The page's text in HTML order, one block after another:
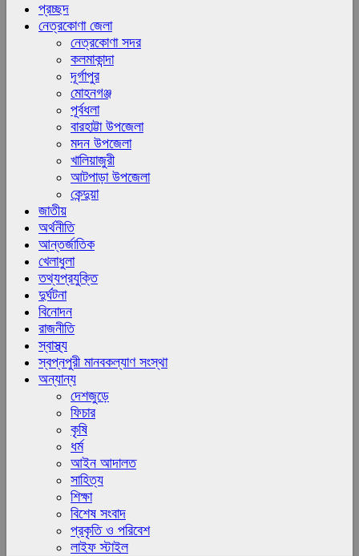
প্রচ্ছদ
নেত্রকোণা জেলা
নেত্রকোণা সদর
কলমাকান্দা
দূর্গাপুর
মোহনগঞ্জ
পূর্বধলা
বারহাট্টা উপজেলা
মদন উপজেলা
খালিয়াজুরী
আটপাড়া উপজেলা
কেন্দুয়া
জাতীয়
অর্থনীতি
আন্তর্জাতিক
খেলাধুলা
তথ্যপ্রযুক্তি
দুর্ঘটনা
বিনোদন
রাজনীতি
স্বাস্থ্য
স্বপ্নপুরী মানবকল্যাণ সংস্থা
অন্যান্য
দেশজুড়ে
ফিচার
কৃষি
ধর্ম
আইন আদালত
সাহিত্য
শিক্ষা
বিশেষ সংবাদ
প্রকৃতি ও পরিবেশ
লাইফ স্টাইল